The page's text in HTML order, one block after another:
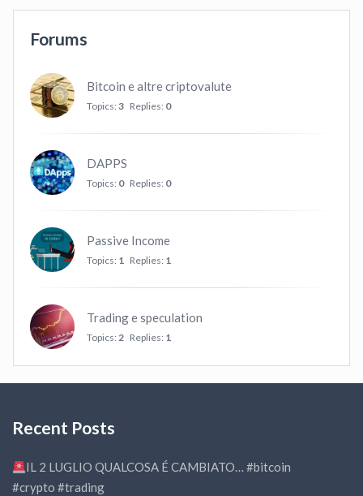
Forums
Bitcoin e altre criptovalute
Topics: 3 Replies: 0
DAPPS
Topics: 0 Replies: 0
Passive Income
Topics: 1 Replies: 1
Trading e speculation
Topics: 2 Replies: 1
Recent Posts
IL 2 LUGLIO QUALCOSA É CAMBIATO… #bitcoin
#crypto #trading